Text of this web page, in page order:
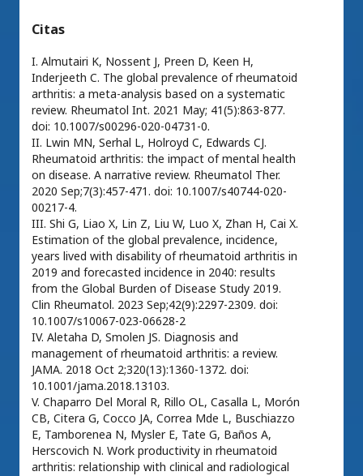
Citas
I. Almutairi K, Nossent J, Preen D, Keen H,
Inderjeeth C. The global prevalence of rheumatoid
arthritis: a meta-analysis based on a systematic
review. Rheumatol Int. 2021 May; 41(5):863-877.
doi: 10.1007/s00296-020-04731-0.
II. Lwin MN, Serhal L, Holroyd C, Edwards CJ.
Rheumatoid arthritis: the impact of mental health
on disease. A narrative review. Rheumatol Ther.
2020 Sep;7(3):457-471. doi: 10.1007/s40744-020-
00217-4.
III. Shi G, Liao X, Lin Z, Liu W, Luo X, Zhan H, Cai X.
Estimation of the global prevalence, incidence,
years lived with disability of rheumatoid arthritis in
2019 and forecasted incidence in 2040: results
from the Global Burden of Disease Study 2019.
Clin Rheumatol. 2023 Sep;42(9):2297-2309. doi:
10.1007/s10067-023-06628-2
IV. Aletaha D, Smolen JS. Diagnosis and
management of rheumatoid arthritis: a review.
JAMA. 2018 Oct 2;320(13):1360-1372. doi:
10.1001/jama.2018.13103.
V. Chaparro Del Moral R, Rillo OL, Casalla L, Morón
CB, Citera G, Cocco JA, Correa Mde L, Buschiazzo
E, Tamborenea N, Mysler E, Tate G, Baños A,
Herscovich N. Work productivity in rheumatoid
arthritis: relationship with clinical and radiological